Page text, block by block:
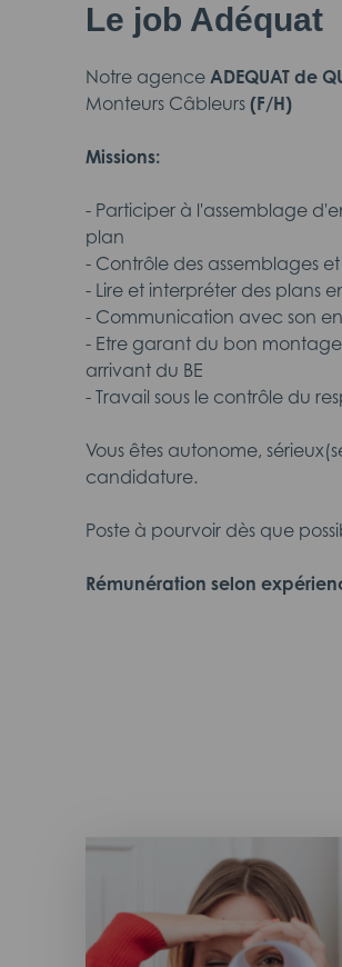
Le job Adéquat
Notre agence ADEQUAT de
Monteurs Câbleurs (F/H)
Missions:
- Participer à l'assemblage
plan
- Contrôle des assemblages
- Lire et interpréter des plans
- Communication avec son
- Etre garant du bon
arrivant du BE
- Travail sous le contrôle du
Vous êtes autonome,
candidature.
Poste à pourvoir dès que
Rémunération selon